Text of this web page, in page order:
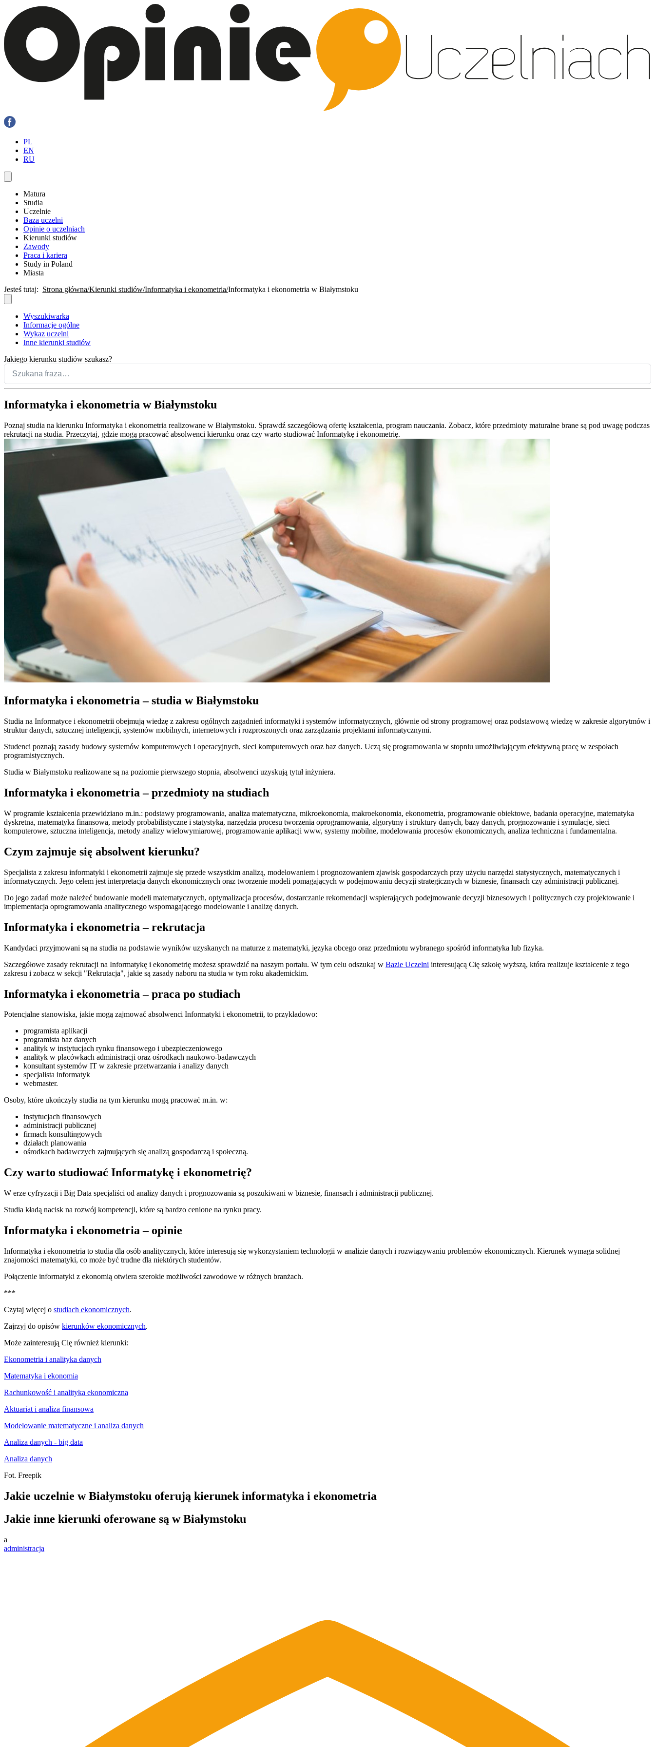
PL
EN
RU
Matura
Studia
Uczelnie
Baza uczelni
Opinie o uczelniach
Kierunki studiów
Zawody
Praca i kariera
Study in Poland
Miasta
Jesteś tutaj: Strona główna Kierunki studiów Informatyka i ekonometria Informatyka i ekonometria w Białymstoku
Wyszukiwarka
Informacje ogólne
Wykaz uczelni
Inne kierunki studiów
Jakiego kierunku studiów szukasz?
Informatyka i ekonometria w Białymstoku
Poznaj studia na kierunku Informatyka i ekonometria realizowane w Białymstoku. Sprawdź szczegółową ofertę kształcenia, program nauczania. Zobacz, które przedmioty maturalne brane są pod uwagę podczas
rekrutacji na studia. Przeczytaj, gdzie mogą pracować absolwenci kierunku oraz czy warto studiować Informatykę i ekonometrię.
Informatyka i ekonometria – studia w Białymstoku
Studia na Informatyce i ekonometrii obejmują wiedzę z zakresu ogólnych zagadnień informatyki i systemów informatycznych, głównie od strony programowej oraz podstawową wiedzę w zakresie algorytmów i
struktur danych, sztucznej inteligencji, systemów mobilnych, internetowych i rozproszonych oraz zarządzania projektami informatycznymi.
Studenci poznają zasady budowy systemów komputerowych i operacyjnych, sieci komputerowych oraz baz danych. Uczą się programowania w stopniu umożliwiającym efektywną pracę w zespołach
programistycznych.
Studia w Białymstoku realizowane są na poziomie pierwszego stopnia, absolwenci uzyskują tytuł inżyniera.
Informatyka i ekonometria – przedmioty na studiach
W programie kształcenia przewidziano m.in.: podstawy programowania, analiza matematyczna, mikroekonomia, makroekonomia, ekonometria, programowanie obiektowe, badania operacyjne, matematyka
dyskretna, matematyka finansowa, metody probabilistyczne i statystyka, narzędzia procesu tworzenia oprogramowania, algorytmy i struktury danych, bazy danych, prognozowanie i symulacje, sieci
komputerowe, sztuczna inteligencja, metody analizy wielowymiarowej, programowanie aplikacji www, systemy mobilne, modelowania procesów ekonomicznych, analiza techniczna i fundamentalna.
Czym zajmuje się absolwent kierunku?
Specjalista z zakresu informatyki i ekonometrii zajmuje się przede wszystkim analizą, modelowaniem i prognozowaniem zjawisk gospodarczych przy użyciu narzędzi statystycznych, matematycznych i
informatycznych. Jego celem jest interpretacja danych ekonomicznych oraz tworzenie modeli pomagających w podejmowaniu decyzji strategicznych w biznesie, finansach czy administracji publicznej.
Do jego zadań może należeć budowanie modeli matematycznych, optymalizacja procesów, dostarczanie rekomendacji wspierających podejmowanie decyzji biznesowych i politycznych czy projektowanie i
implementacja oprogramowania analitycznego wspomagającego modelowanie i analizę danych.
Informatyka i ekonometria – rekrutacja
Kandydaci przyjmowani są na studia na podstawie wyników uzyskanych na maturze z matematyki, języka obcego oraz przedmiotu wybranego spośród informatyka lub fizyka.
Szczegółowe zasady rekrutacji na Informatykę i ekonometrię możesz sprawdzić na naszym portalu. W tym celu odszukaj w Bazie Uczelni interesującą Cię szkołę wyższą, która realizuje kształcenie z tego
zakresu i zobacz w sekcji "Rekrutacja", jakie są zasady naboru na studia w tym roku akademickim.
Informatyka i ekonometria – praca po studiach
Potencjalne stanowiska, jakie mogą zajmować absolwenci Informatyki i ekonometrii, to przykładowo:
programista aplikacji
programista baz danych
analityk w instytucjach rynku finansowego i ubezpieczeniowego
analityk w placówkach administracji oraz ośrodkach naukowo-badawczych
konsultant systemów IT w zakresie przetwarzania i analizy danych
specjalista informatyk
webmaster.
Osoby, które ukończyły studia na tym kierunku mogą pracować m.in. w:
instytucjach finansowych
administracji publicznej
firmach konsultingowych
działach planowania
ośrodkach badawczych zajmujących się analizą gospodarczą i społeczną.
Czy warto studiować Informatykę i ekonometrię?
W erze cyfryzacji i Big Data specjaliści od analizy danych i prognozowania są poszukiwani w biznesie, finansach i administracji publicznej.
Studia kładą nacisk na rozwój kompetencji, które są bardzo cenione na rynku pracy.
Informatyka i ekonometria – opinie
Informatyka i ekonometria to studia dla osób analitycznych, które interesują się wykorzystaniem technologii w analizie danych i rozwiązywaniu problemów ekonomicznych. Kierunek wymaga solidnej
znajomości matematyki, co może być trudne dla niektórych studentów.
Połączenie informatyki z ekonomią otwiera szerokie możliwości zawodowe w różnych branżach.
***
Czytaj więcej o studiach ekonomicznych.
Zajrzyj do opisów kierunków ekonomicznych.
Może zainteresują Cię również kierunki:
Ekonometria i analityka danych
Matematyka i ekonomia
Rachunkowość i analityka ekonomiczna
Aktuariat i analiza finansowa
Modelowanie matematyczne i analiza danych
Analiza danych - big data
Analiza danych
Fot. Freepik
Jakie uczelnie w Białymstoku oferują kierunek informatyka i ekonometria
Jakie inne kierunki oferowane są w Białymstoku
a
administracja